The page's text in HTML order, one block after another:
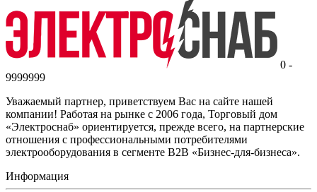
0 -
9999999
Уважаемый партнер, приветствуем Вас на сайте нашей
компании! Работая на рынке с 2006 года, Торговый дом
«Электроснаб» ориентируется, прежде всего, на партнерские
отношения с профессиональными потребителями
электрооборудования в сегменте B2B «Бизнес-для-бизнеса».
Информация